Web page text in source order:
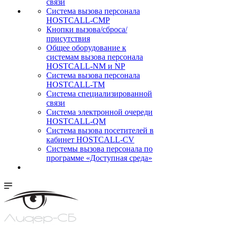
связи
Cистема вызова персонала
HOSTCALL-CMP
Кнопки вызова/сброса/
присутствия
Общее оборудование к
системам вызова персонала
HOSTCALL-NM и NP
Система вызова персонала
HOSTCALL-TM
Система специализированной
связи
Система электронной очереди
HOSTCALL-QM
Cистема вызова посетителей в
кабинет HOSTCALL-CV
Системы вызова персонала по
программе «Доступная среда»